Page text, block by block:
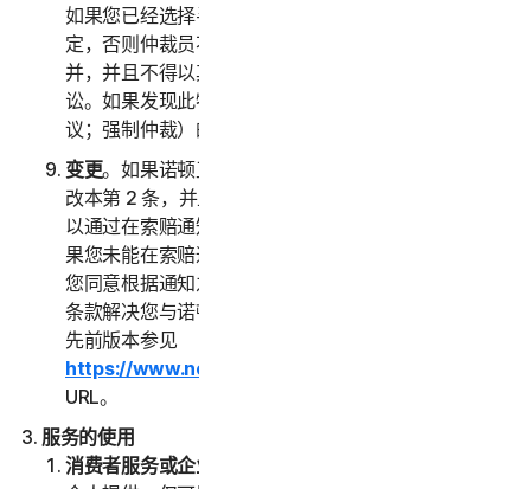
如果您已经选择寻求仲裁，除非您和诺顿卫复客另有约
定，否则仲裁员不得将多人的索赔与您的索赔进行合
并，并且不得以其他方式主持任何形式的代表或集体诉
讼。如果发现此特定条款无法执行，则本第 2 条（争
议；强制仲裁）的全部内容无效。
变更。如果诺顿卫复客在您首次接受本 LSA 之日后修
改本第 2 条，并且您并未明确同意此类变更，则您可
以通过在索赔通知中指明的方式拒绝任何此类变更。如
果您未能在索赔通知中拒绝对本第 2 条的任何变更，
您同意根据通知之日现行有效的本“争议解决”部分下的
条款解决您与诺顿卫复客之间的任何索赔。本 LSA 的
先前版本参见
https://www.nortonlifelock.com/legal/
URL。
服务的使用
消费者服务或企业服务